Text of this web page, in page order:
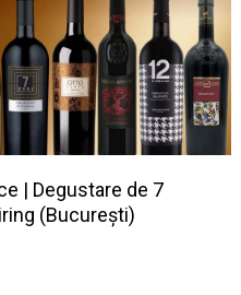
| Degustare de 7
(București)